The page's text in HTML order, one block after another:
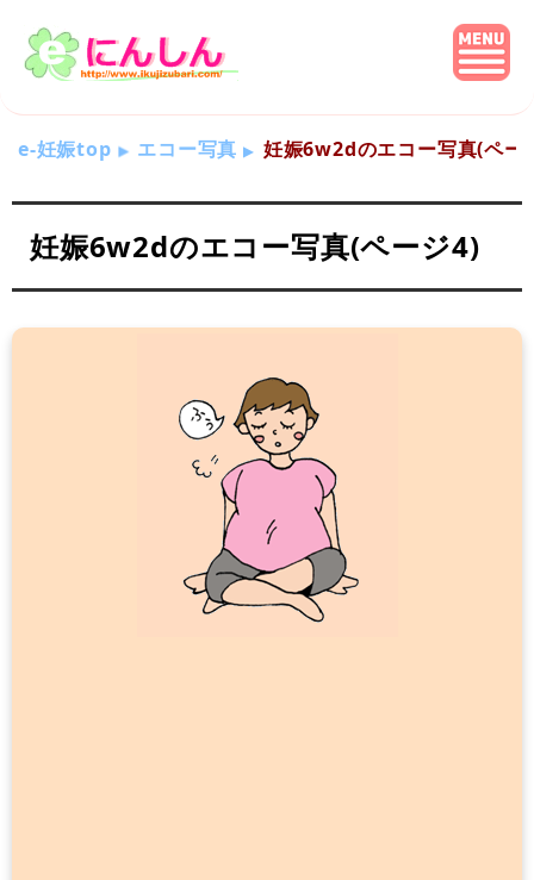
e-妊娠top エコー写真 妊娠6w2dのエコー写真(ペー
妊娠6w2dのエコー写真(ページ4)